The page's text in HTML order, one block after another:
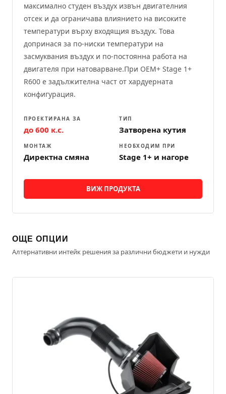
максимално студен въздух извън двигателния
отсек и да ограничава влиянието на високите
температури върху входящия въздух. Това
допринася за по-ниски температури на
засмуквания въздух и по-постоянна работа на
двигателя при натоварване.При OEM+ Stage 1+
R600 е задължителна част от хардуерната
конфигурация.
ПРОЕКТИРАНА ЗА
до 600 к.с.
ТИП
Затворена кутия
МОНТАЖ
Директна смяна
НЕОБХОДИМ ПРИ
Stage 1+ и нагоре
ВИЖ ПРОДУКТА
ОЩЕ ОПЦИИ
Алтернативни интейк решения за различни бюджети и нужди